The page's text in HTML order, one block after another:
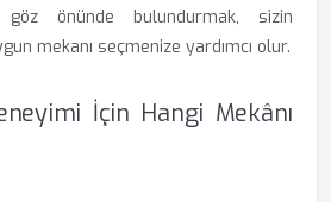
önünde bulundurmak, sizin
mekanı seçmenize yardımcı olur.
İçin Hangi Mekânı